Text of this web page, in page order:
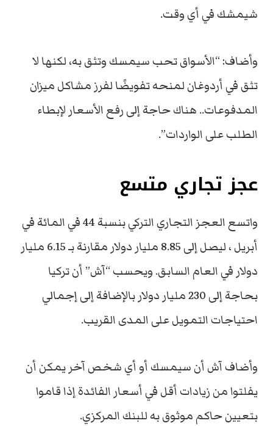
شيمشك في أي وقت.
وأضاف: “الأسواق تحب سيمسك وتثق به، لكنها لا
تثق في أردوغان لمنحه تفويضًا لفرز مشاكل ميزان
المدفوعات.. هناك حاجة إلى رفع الأسعار لإبطاء
الطلب على الواردات”.
عجز تجاري متسع
واتسع العجز التجاري التركي بنسبة 44 في المائة في
أبريل ، ليصل إلى 8.85 مليار دولار مقارنة بـ 6.15 مليار
دولار في العام السابق. ويحسب “آش” أن تركيا
بحاجة إلى 230 مليار دولار بالإضافة إلى إجمالي
احتياجات التمويل على المدى القريب.
وأضاف آش أن سيمسك أو أي شخص آخر يمكن أن
يفلتوا من زيادات أقل في أسعار الفائدة إذا قاموا
بتعيين حاكم موثوق به للبنك المركزي.